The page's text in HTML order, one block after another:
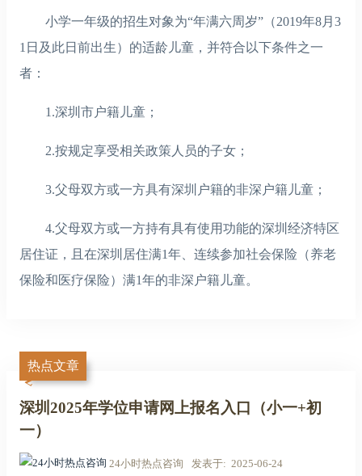
小学一年级的招生对象为“年满六周岁”（2019年8月3
1日及此日前出生）的适龄儿童，并符合以下条件之一
者：
1.深圳市户籍儿童；
2.按规定享受相关政策人员的子女；
3.父母双方或一方具有深圳户籍的非深户籍儿童；
4.父母双方或一方持有具有使用功能的深圳经济特区
居住证，且在深圳居住满1年、连续参加社会保险（养老
保险和医疗保险）满1年的非深户籍儿童。
热点文章
深圳2025年学位申请网上报名入口（小一+初
一）
24小时热点咨询 发表于 2025-06-24